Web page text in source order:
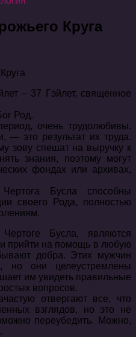
Круга
‒ 37 Гэйлет, священное
Род.
очень трудолюбивы.
— это результат их труда.
зову спешат на выручку к
знания, поэтому могут
фондах или архивах,
Бусла способны
своего Рода, полностью
Бусла, являются
прийти на помощь в любую
добра. Этих мужчин
но они целеустремлены
им увидеть правильные
вопросов.
отвергают все, что
взглядов, но это не
переубедить. Можно,